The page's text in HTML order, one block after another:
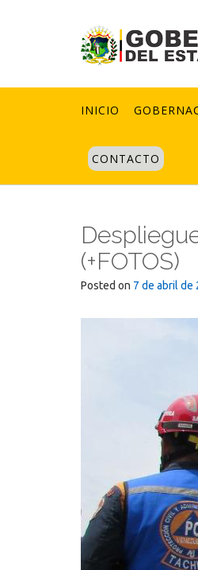
INICIO
CONTACTO
(+FOTOS)
Posted on 7 de abril de